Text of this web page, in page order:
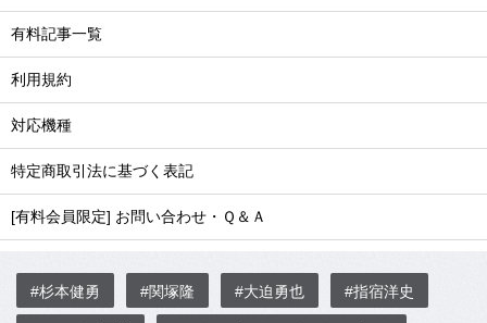
有料記事一覧
利用規約
対応機種
特定商取引法に基づく表記
[有料会員限定] お問い合わせ・Ｑ＆Ａ
#杉本健勇 #関塚隆 #大迫勇也 #指宿洋史